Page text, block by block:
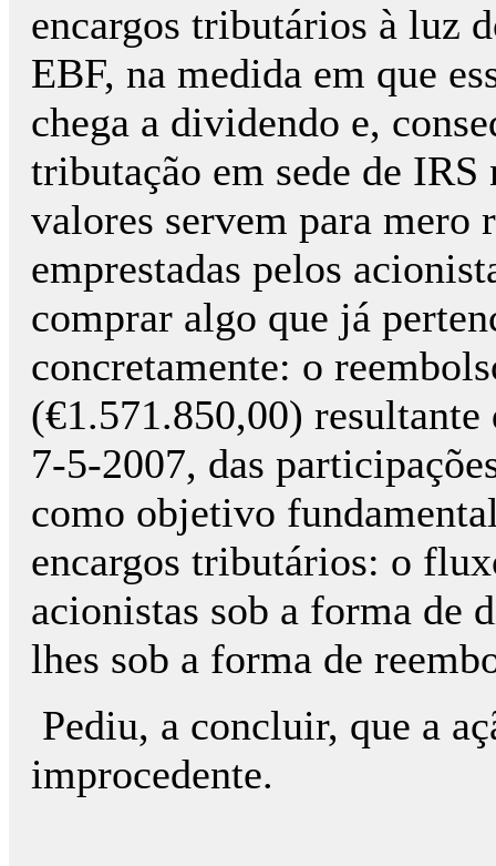
encargos tributários à luz
EBF, na medida em que
chega a dividendo e,
tributação em sede de IRS
valores servem para mero
emprestadas pelos
comprar algo que já
concretamente: o
(€1.571.850,00) resultante
7-5-2007, das
como objetivo
encargos tributários: o
acionistas sob a forma de
lhes sob a forma de
Pediu, a concluir, que a
improcedente.